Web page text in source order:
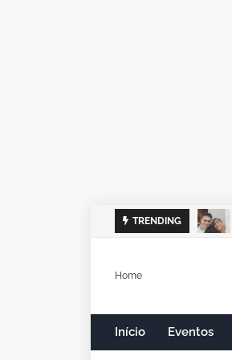
TRENDING
Home
Início Eventos